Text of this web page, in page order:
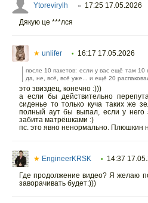
Ytorevirylh ○ 17:25 17.05.2026
Дякую це ***лся
★ unlifer • 16:17 17.05.2026
после 10 пакетов: если у вас ещё там 10
да, не, всё, всё уже... и ещё 20
это звиздец, конечно :)))
а если бы действительно
сиденье то только куча таких же
полный аут бы выпал, если у него
забита матрёшками :)
пс. это явно ненормально. Плюшкин
★ EngineerKRSK • 14:37
Где продолжение видео? Я желаю
заворачивать будет:)))